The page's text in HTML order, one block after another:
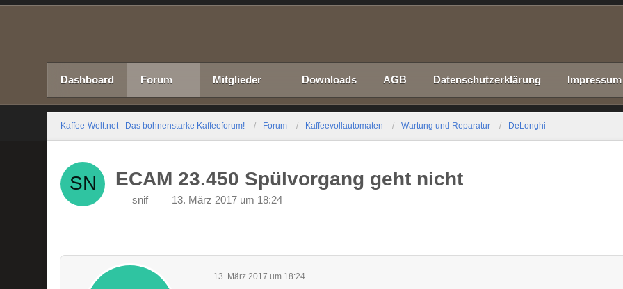
Dashboard Forum Mitglieder Downloads AGB Datenschutzerklärung Impressum
Kaffee-Welt.net - Das bohnenstarke Kaffeeforum! Forum Kaffeevollautomaten Wartung und Reparatur DeLonghi
ECAM 23.450 Spülvorgang geht nicht
snif 13. März 2017 um 18:24
13. März 2017 um 18:24